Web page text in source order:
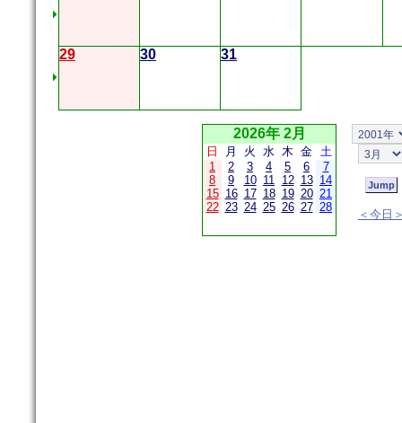
29 30 31
2026年 2月
日 月 火 水 木 金 土
1
2 3 4 5 6
7
8
9 10 11 12 13 14
15 16 17 18 19 20 21
22 23 24 25 26 27 28
＜今日